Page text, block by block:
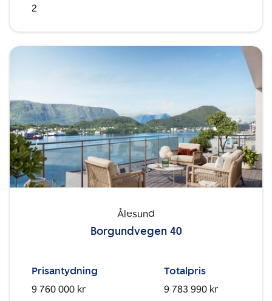
2
Ålesund
Borgundvegen 40
Prisantydning
9 760 000 kr
Totalpris
9 783 990 kr